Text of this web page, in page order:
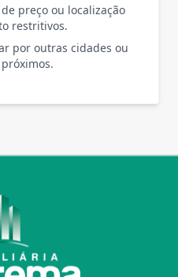
preço ou localização
restritivos.
por outras cidades ou